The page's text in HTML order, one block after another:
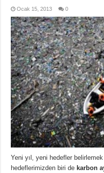
Ocak 15, 2013 0
Yeni yıl, yeni hedefler
hedeflerimizden biri de karbon